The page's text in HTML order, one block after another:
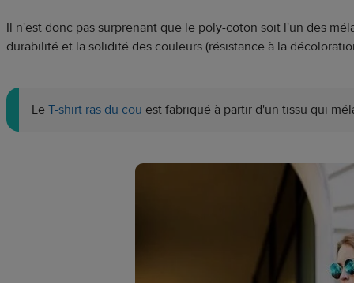
Il n'est donc pas surprenant que le poly-coton soit l'un des
durabilité et la solidité des couleurs (résistance à la
Le T-shirt ras du cou est fabriqué à partir d'un tissu qui